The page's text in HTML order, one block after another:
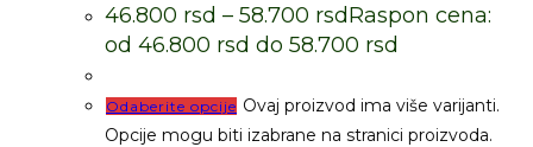
46.800 rsd – 58.700 rsdRaspon cena:
od 46.800 rsd do 58.700 rsd
Odaberite opcije Ovaj proizvod ima više varijanti.
Opcije mogu biti izabrane na stranici proizvoda.